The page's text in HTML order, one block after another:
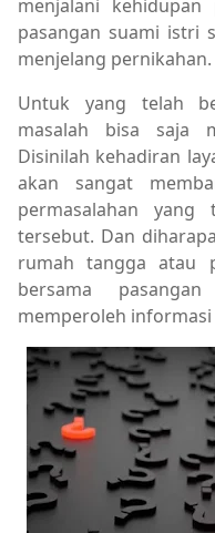
menjalani kehidupan
pasangan suami istri
menjelang pernikahan.
Untuk yang telah
masalah bisa saja
Disinilah kehadiran
akan sangat
permasalahan
tersebut. Dan
rumah tangga atau
bersama
memperoleh